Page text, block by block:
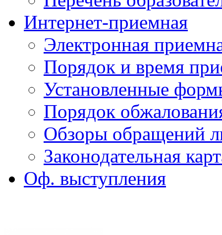
Интернет-приемная
Электронная
Порядок и время
Установленные
Порядок
Обзоры обращений
Законодательная
Оф. выступления